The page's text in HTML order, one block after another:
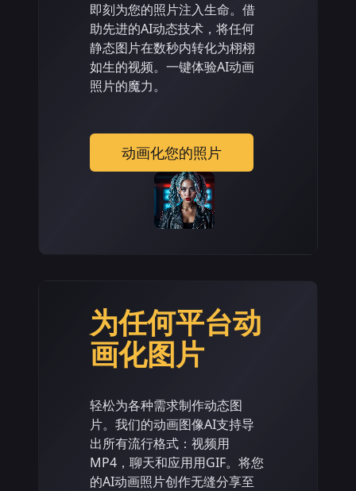
即刻为您的照片注入生命。借
助先进的AI动态技术，将任何
静态图片在数秒内转化为栩栩
如生的视频。一键体验AI动画
照片的魔力。
动画化您的照片
为任何平台动
画化图片
轻松为各种需求制作动态图
片。我们的动画图像AI支持导
出所有流行格式：视频用
MP4，聊天和应用用GIF。将您
的AI动画照片创作无缝分享至